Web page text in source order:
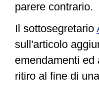
parere contrario.
Il sottosegretario
sull'articolo
emendamenti
ritiro al fine di